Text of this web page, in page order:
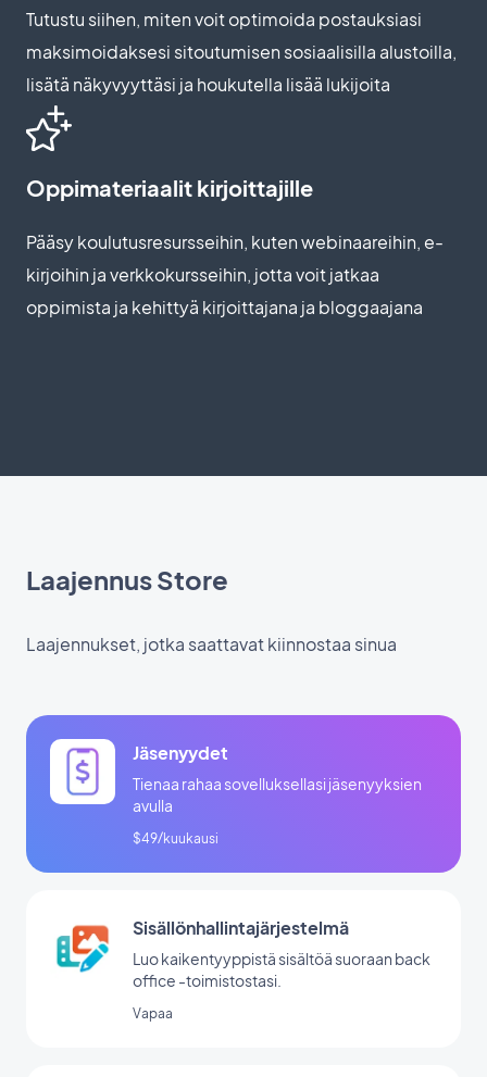
Tutustu siihen, miten voit optimoida postauksiasi
maksimoidaksesi sitoutumisen sosiaalisilla alustoilla,
lisätä näkyvyyttäsi ja houkutella lisää lukijoita
Oppimateriaalit kirjoittajille
Pääsy koulutusresursseihin, kuten webinaareihin, e-
kirjoihin ja verkkokursseihin, jotta voit jatkaa
oppimista ja kehittyä kirjoittajana ja bloggaajana
Laajennus Store
Laajennukset, jotka saattavat kiinnostaa sinua
Jäsenyydet
Tienaa rahaa sovelluksellasi jäsenyyksien
avulla
$49/kuukausi
Sisällönhallintajärjestelmä
Luo kaikentyyppistä sisältöä suoraan back
office -toimistostasi.
Vapaa